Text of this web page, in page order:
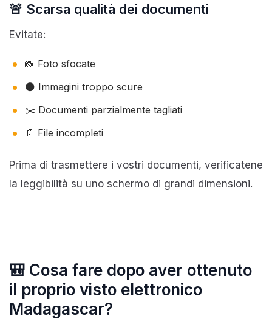
🚨 Scarsa qualità dei documenti
Evitate:
📸 Foto sfocate
🌑 Immagini troppo scure
✂️ Documenti parzialmente tagliati
📄 File incompleti
Prima di trasmettere i vostri documenti, verificatene
la leggibilità su uno schermo di grandi dimensioni.
🎒 Cosa fare dopo aver ottenuto
il proprio visto elettronico
Madagascar?